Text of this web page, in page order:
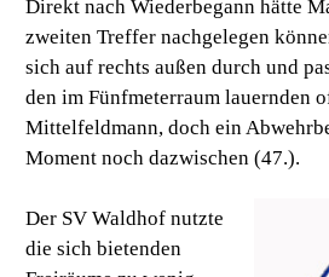
Direkt nach Wiederbegann hätte
zweiten Treffer nachgelegen
sich auf rechts außen durch und
den im Fünfmeterraum lauernden
Mittelfeldmann, doch ein
Moment noch dazwischen (47.).
Der SV Waldhof nutzte
die sich bietenden